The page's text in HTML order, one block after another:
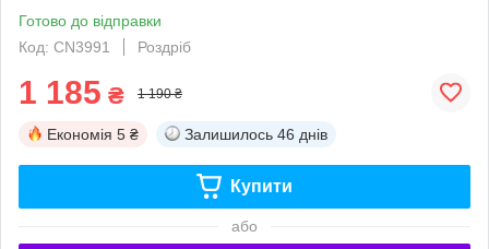
Готово до відправки
Код: CN3991
Роздріб
1 185 ₴ 1 190 ₴
Економія 5 ₴ Залишилось 46 днів
Купити
або